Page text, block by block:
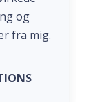
og
fra mig.